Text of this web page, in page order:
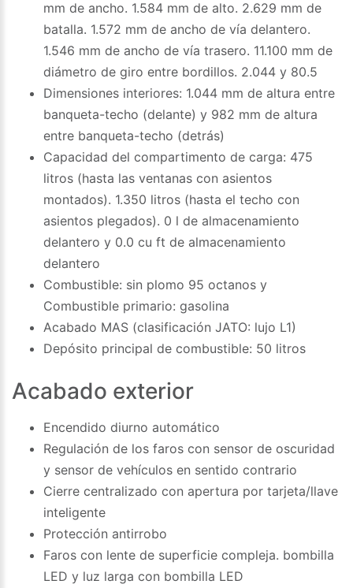
mm de ancho. 1.584 mm de alto. 2.629 mm de
batalla. 1.572 mm de ancho de vía delantero.
1.546 mm de ancho de vía trasero. 11.100 mm de
diámetro de giro entre bordillos. 2.044 y 80.5
Dimensiones interiores: 1.044 mm de altura entre
banqueta-techo (delante) y 982 mm de altura
entre banqueta-techo (detrás)
Capacidad del compartimento de carga: 475
litros (hasta las ventanas con asientos
montados). 1.350 litros (hasta el techo con
asientos plegados). 0 l de almacenamiento
delantero y 0.0 cu ft de almacenamiento
delantero
Combustible: sin plomo 95 octanos y
Combustible primario: gasolina
Acabado MAS (clasificación JATO: lujo L1)
Depósito principal de combustible: 50 litros
Acabado exterior
Encendido diurno automático
Regulación de los faros con sensor de oscuridad
y sensor de vehículos en sentido contrario
Cierre centralizado con apertura por tarjeta/llave
inteligente
Protección antirrobo
Faros con lente de superficie compleja. bombilla
LED y luz larga con bombilla LED